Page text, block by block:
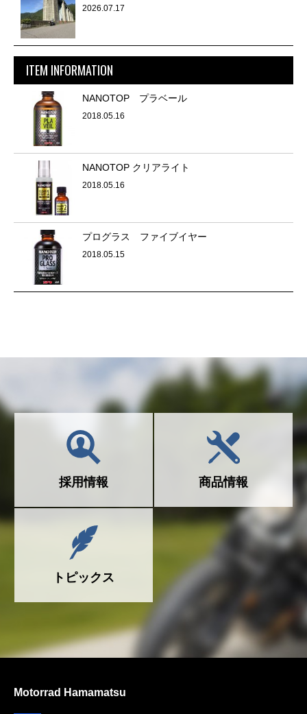
2026.07.17
ITEM INFORMATION
NANOTOP プラベール
2018.05.16
NANOTOP クリアライト
2018.05.16
プログラス ファイブイヤー
2018.05.15
採用情報 商品情報
トピックス
Motorrad Hamamatsu